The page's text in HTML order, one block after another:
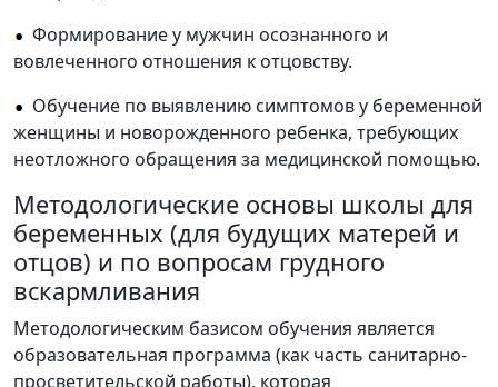
Формирование у мужчин осознанного и
вовлеченного отношения к отцовству.
Обучение по выявлению симптомов у беременной
женщины и новорожденного ребенка, требующих
неотложного обращения за медицинской помощью.
Методологические основы школы для
беременных (для будущих матерей и
отцов) и по вопросам грудного
вскармливания
Методологическим базисом обучения является
образовательная программа (как часть санитарно-
просветительской работы), которая